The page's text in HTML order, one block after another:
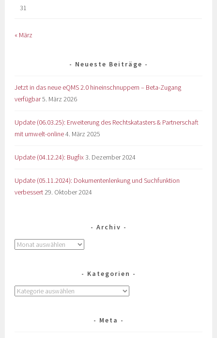
31
« März
Neueste Beiträge
Jetzt in das neue eQMS 2.0 hineinschnuppern – Beta-Zugang
verfügbar5. März 2026
Update (06.03.25): Erweiterung des Rechtskatasters & Partnerschaft
mit umwelt-online4. März 2025
Update (04.12.24): Bugfix3. Dezember 2024
Update (05.11.2024): Dokumentenlenkung und Suchfunktion
verbessert29. Oktober 2024
Archiv
Kategorien
Meta